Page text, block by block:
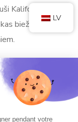
Kalifornijas
bieži vien ir
datu
tagad tai seko
LV